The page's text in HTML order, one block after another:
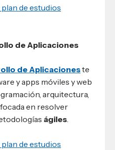
de estudios
de Aplicaciones
de Aplicacioneste
y apps móviles y web
arquitectura,
en resolver
ágiles.
de estudios